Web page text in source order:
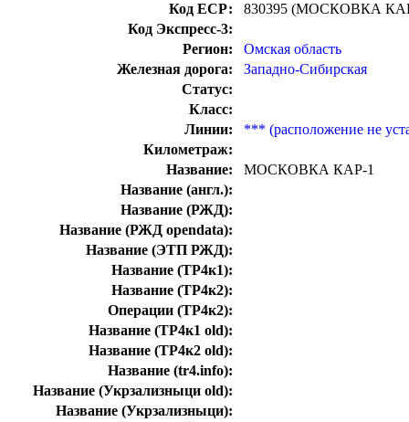
Код ЕСР:
830395 (МОСКОВКА
Код Экспресс-3:
Регион:
Омская область
Железная дорога:
Западно-Сибирская
Статус:
Класс:
Линии:
*** (расположение не
Километраж:
Название:
МОСКОВКА КАР-1
Название (англ.):
Название (РЖД):
Название (РЖД opendata):
Название (ЭТП РЖД):
Название (ТР4к1):
Название (ТР4к2):
Операции (ТР4к2):
Название (ТР4к1 old):
Название (ТР4к2 old):
Название (tr4.info):
Название (Укрзализныци old):
Название (Укрзализныци):